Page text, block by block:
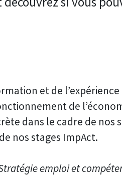
et de
de
dans le cadre de nos
nos stages ImpAct.
emploi et